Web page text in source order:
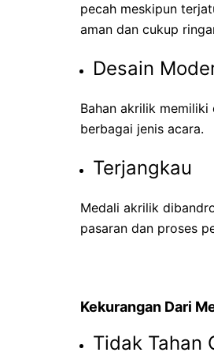
pecah meskipun
aman dan cukup
Desain
Bahan akrilik
berbagai jenis acara.
Terjangkau
Medali akrilik
pasaran dan proses
Kekurangan Dari
Tidak Tahan